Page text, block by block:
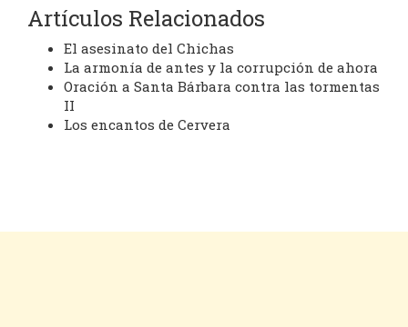
Artículos Relacionados
El asesinato del Chichas
La armonía de antes y la corrupción de ahora
Oración a Santa Bárbara contra las tormentas
II
Los encantos de Cervera